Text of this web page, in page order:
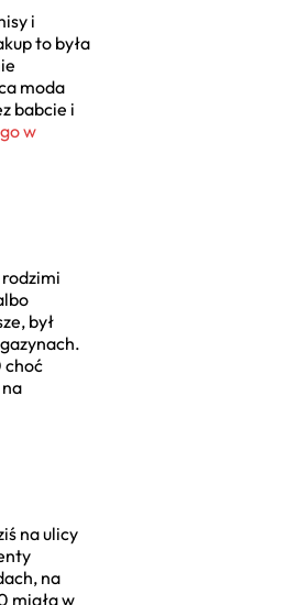
i
to była
moda
babcie i
w
był
choć
na ulicy
na
miała w